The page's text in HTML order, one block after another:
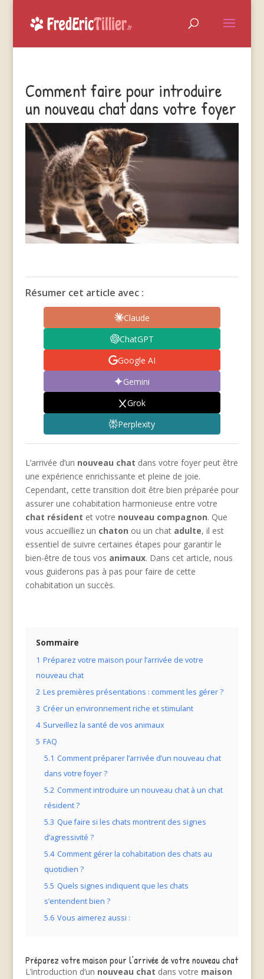
Comment faire pour introduire
un nouveau chat dans votre foyer
Résumer cet article avec :
Claude
ChatGPT
Google AI
Gemini
Grok
Perplexity
L’arrivée d’un nouveau chat dans votre foyer peut être
une expérience enrichissante et pleine de joie.
Cependant, cette transition doit être bien préparée pour
assurer une cohabitation harmonieuse entre votre
chat résident et votre nouveau compagnon. Que
vous accueilliez un chaton ou un chat adulte, il est
essentiel de suivre certaines étapes pour garantir le
bien-être de tous vos animaux. Dans cet article, nous
vous guiderons pas à pas pour faire de cette
cohabitation un succès.
Sommaire
1 Préparez votre maison pour l’arrivée de votre
nouveau chat
2 Les premières présentations : comment les gérer ?
3 Créer un environnement riche et stimulant
4 Surveillez la santé de vos animaux
5 FAQ
5.1 Comment préparer l’arrivée d’un nouveau chat
dans votre foyer ?
5.2 Comment introduire un nouveau chat à un chat
résident ?
5.3 Que faire si les chats montrent des signes
d’agressivité ?
5.4 Comment gérer la cohabitation des chats au
quotidien ?
5.5 Quels signes indiquent que les chats
s’entendent bien ?
5.6 Vous aimerez aussi :
Préparez votre maison pour l’arrivée de votre nouveau chat
L’introduction d’un nouveau chat dans votre maison